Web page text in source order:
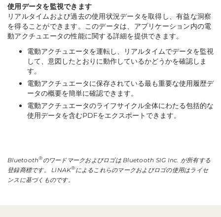
使用データを監視できます
リアルタイムおよび過去の使用状況データを取得し、有益な洞察
を得ることができます。このデータは、アプリケーション内の電
動アクチュエータの性能に関する詳細を提供できます。
電動アクチュエータを運転し、リアルタイムでデータを監視
して、意図したとおりに動作しているかどうかを確認しま
す。
電動アクチュエータに保存されている最も重要な使用履歴デ
ータの概要を簡単に確認できます。
電動アクチュエータのライフサイクル全体にわたる包括的な
使用データを含むPDFをエクスポートできます。
Bluetooth®のワードマークおよびロゴは Bluetooth SIG Inc. が所有する
登録商標です。 LINAK®によるこれらのマークおよびロゴの使用はライセ
ンスに基づくものです。